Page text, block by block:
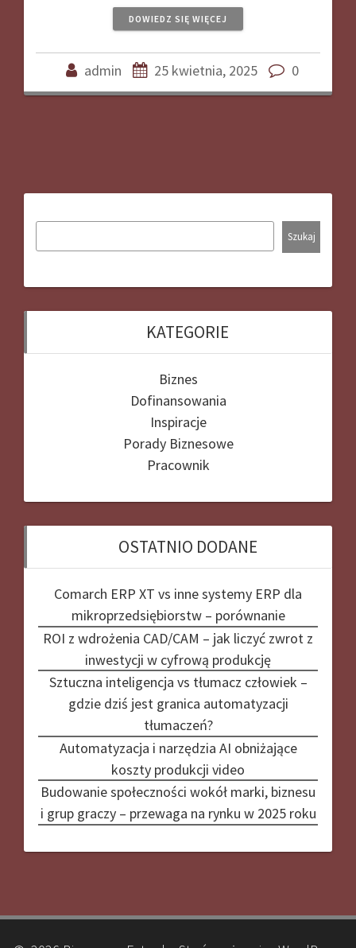
DOWIEDZ SIĘ WIĘCEJ
admin 25 kwietnia, 2025 0
Szukaj
KATEGORIE
Biznes
Dofinansowania
Inspiracje
Porady Biznesowe
Pracownik
OSTATNIO DODANE
Comarch ERP XT vs inne systemy ERP dla
mikroprzedsiębiorstw – porównanie
ROI z wdrożenia CAD/CAM – jak liczyć zwrot z
inwestycji w cyfrową produkcję
Sztuczna inteligencja vs tłumacz człowiek –
gdzie dziś jest granica automatyzacji
tłumaczeń?
Automatyzacja i narzędzia AI obniżające
koszty produkcji video
Budowanie społeczności wokół marki, biznesu
i grup graczy – przewaga na rynku w 2025 roku